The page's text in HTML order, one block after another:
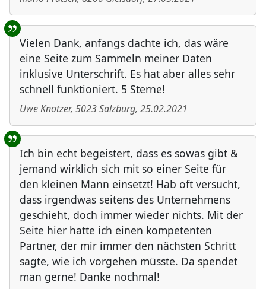
Vielen Dank, anfangs dachte ich, das wäre
eine Seite zum Sammeln meiner Daten
inklusive Unterschrift. Es hat aber alles sehr
schnell funktioniert. 5 Sterne!
Uwe Knotzer, 5023Salzburg, 25.02.2021
Ich bin echt begeistert, dass es sowas gibt &
jemand wirklich sich mit so einer Seite für
den kleinen Mann einsetzt! Hab oft versucht,
dass irgendwas seitens des Unternehmens
geschieht, doch immer wieder nichts. Mit der
Seite hier hatte ich einen kompetenten
Partner, der mir immer den nächsten Schritt
sagte, wie ich vorgehen müsste. Da spendet
man gerne! Danke nochmal!